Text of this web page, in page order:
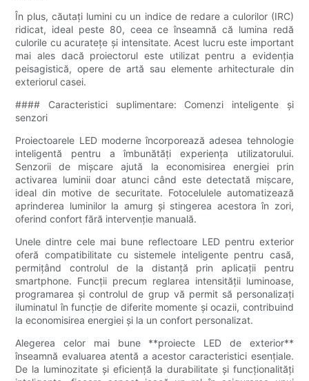
În plus, căutați lumini cu un indice de redare a culorilor (IRC)
ridicat, ideal peste 80, ceea ce înseamnă că lumina redă
culorile cu acuratețe și intensitate. Acest lucru este important
mai ales dacă proiectorul este utilizat pentru a evidenția
peisagistică, opere de artă sau elemente arhitecturale din
exteriorul casei.
#### Caracteristici suplimentare: Comenzi inteligente și
senzori
Proiectoarele LED moderne încorporează adesea tehnologie
inteligentă pentru a îmbunătăți experiența utilizatorului.
Senzorii de mișcare ajută la economisirea energiei prin
activarea luminii doar atunci când este detectată mișcare,
ideal din motive de securitate. Fotocelulele automatizează
aprinderea luminilor la amurg și stingerea acestora în zori,
oferind confort fără intervenție manuală.
Unele dintre cele mai bune reflectoare LED pentru exterior
oferă compatibilitate cu sistemele inteligente pentru casă,
permițând controlul de la distanță prin aplicații pentru
smartphone. Funcții precum reglarea intensității luminoase,
programarea și controlul de grup vă permit să personalizați
iluminatul în funcție de diferite momente și ocazii, contribuind
la economisirea energiei și la un confort personalizat.
Alegerea celor mai bune **proiecte LED de exterior**
înseamnă evaluarea atentă a acestor caracteristici esențiale.
De la luminozitate și eficiență la durabilitate și funcționalități